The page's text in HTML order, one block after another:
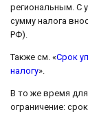
региональным. С
сумму налога
РФ).
Также см. «Срок
налогу».
В то же время
ограничение: